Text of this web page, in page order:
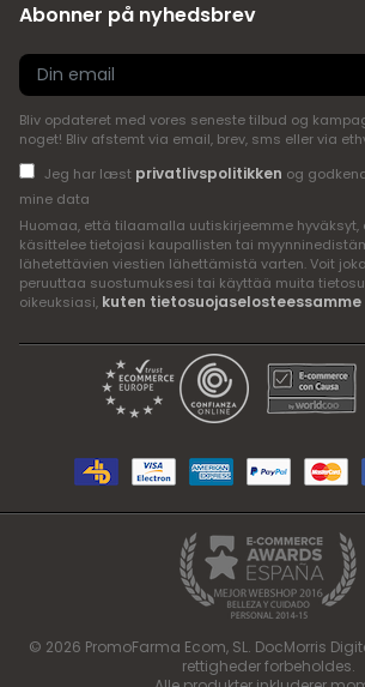
Abonner på nyhedsbrev
Bliv opdateret med vores seneste tilbud og
noget! Bliv afstemt via email, brev, sms eller via
Jeg har læst privatlivspolitikken og
mine data
Huomaa, että tilaamalla uutiskirjeemme hyväksyt,
käsittelee tietojasi kaupallisten tai
lähetettävien viestien lähettämistä varten. Voit
peruuttaa suostumuksesi tai käyttää muita
oikeuksiasi, kuten tietosuojaselosteessamme
© 2026 PromoFarma Ecom, SL. DocMorris
rettigheder forbeholdes.